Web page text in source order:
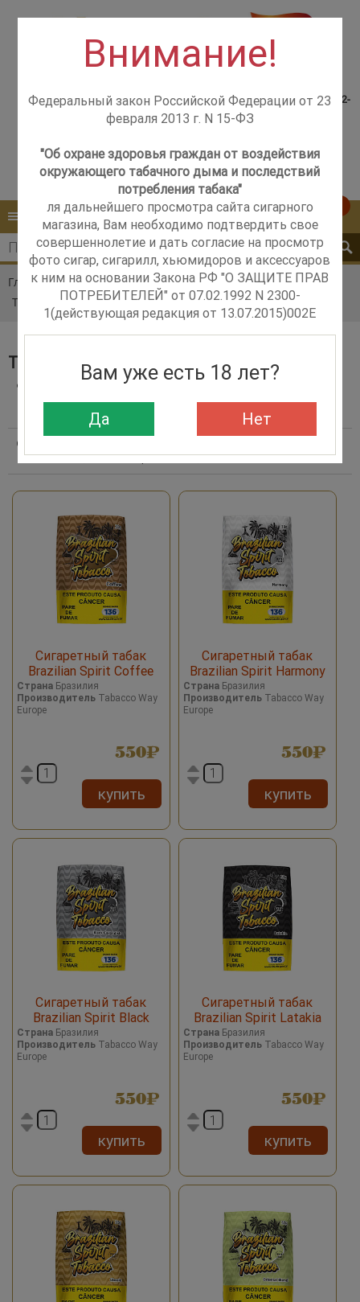
Контакты Обратный звонок
Розничный магазин
м. Добрынинская,
+7 (499) 237-12-56
самовывоз со склада +7(925)502-
КАТАЛОГ МЕНЮ
Главная Каталог
Табак
Табак сигаретный Brazilian Spirit
ТАБАК СИГАРЕТНЫЙ BRAZILIAN SPIRIT
Фильтры Производитель
Сортировать по:
Убыванию цены
Возрастанию цены
Сигаретный табак
Brazilian Spirit Coffee
Страна Бразилия
Производитель Tabacco Way
Europe
550
купить
Сигаретный табак
Brazilian Spirit Harmony
СтранаБразилия
ПроизводительTabacco Way
Europe
550
купить
Сигаретный табак
Brazilian Spirit Black
Cavendish
Страна Бразилия
Производитель Tabacco Way
Europe
550
купить
Сигаретный табак
Brazilian Spirit Latakia
СтранаБразилия
ПроизводительTabacco Way
Europe
550
купить
Внимание!
Федеральный закон Российской Федерации от 23
февраля 2013 г. N 15-ФЗ
"Об охране здоровья граждан от воздействия
окружающего табачного дыма и последствий
потребления табака"
ля дальнейшего просмотра сайта сигарного
магазина, Вам необходимо подтвердить свое
совершеннолетие и дать согласие на просмотр
фото сигар, сигарилл, хьюмидоров и аксессуаров
к ним на основании Закона РФ "О ЗАЩИТЕ ПРАВ
ПОТРЕБИТЕЛЕЙ" от 07.02.1992 N 2300-
1(действующая редакция от 13.07.2015)002E
Вам уже есть 18 лет?
Да Нет